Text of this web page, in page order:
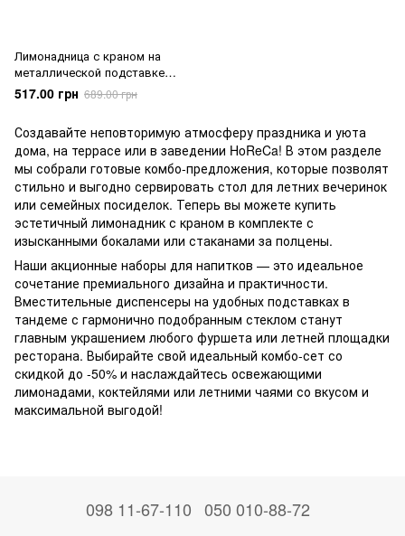
Лимонадница с краном на
металлической подставке
"Эликсир бодрости", 2,5 л
517.00 грн 689.00 грн
Создавайте неповторимую атмосферу праздника и уюта
дома, на террасе или в заведении HoReCa! В этом разделе
мы собрали готовые комбо-предложения, которые позволят
стильно и выгодно сервировать стол для летних вечеринок
или семейных посиделок. Теперь вы можете купить
эстетичный лимонадник с краном в комплекте с
изысканными бокалами или стаканами за полцены.
Наши акционные наборы для напитков — это идеальное
сочетание премиального дизайна и практичности.
Вместительные диспенсеры на удобных подставках в
тандеме с гармонично подобранным стеклом станут
главным украшением любого фуршета или летней площадки
ресторана. Выбирайте свой идеальный комбо-сет со
скидкой до -50% и наслаждайтесь освежающими
лимонадами, коктейлями или летними чаями со вкусом и
максимальной выгодой!
098 11-67-110 050 010-88-72